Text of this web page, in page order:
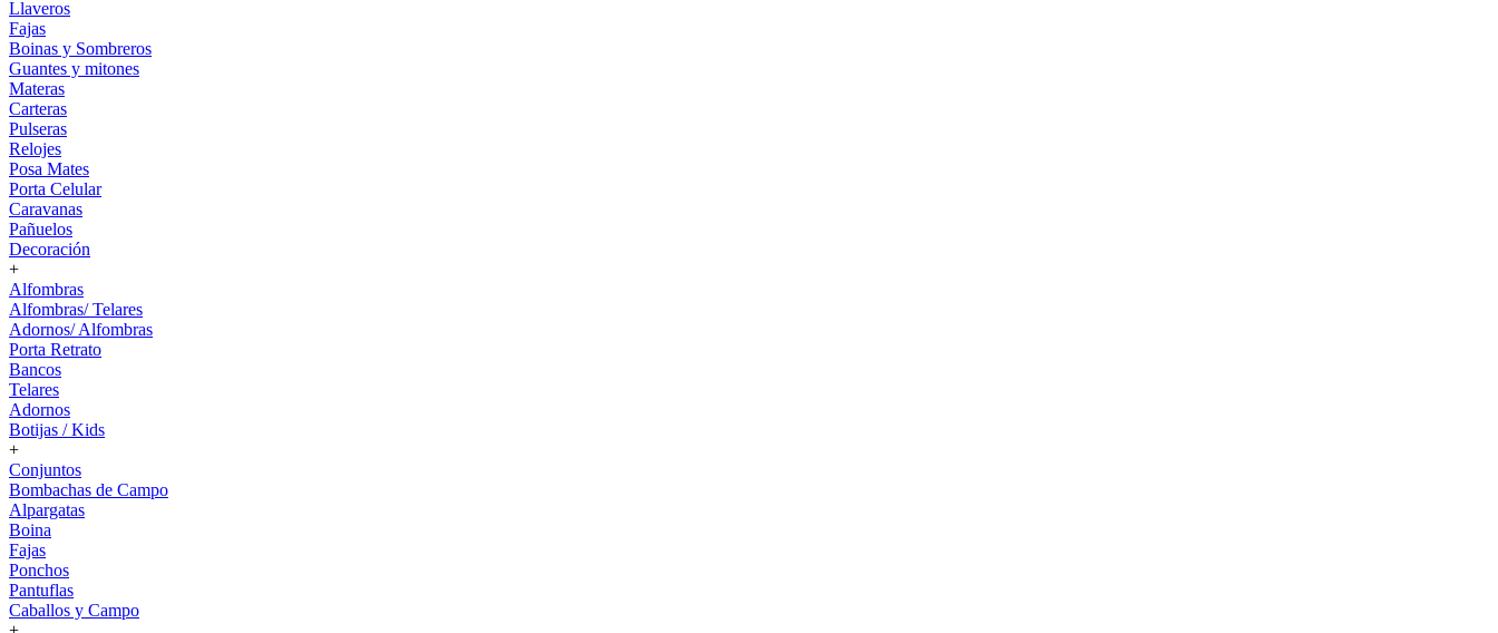
Llaveros
Fajas
Boinas y Sombreros
Guantes y mitones
Materas
Carteras
Pulseras
Relojes
Posa Mates
Porta Celular
Caravanas
Pañuelos
Decoración
+
Alfombras
Alfombras/ Telares
Adornos/ Alfombras
Porta Retrato
Bancos
Telares
Adornos
Botijas / Kids
+
Conjuntos
Bombachas de Campo
Alpargatas
Boina
Fajas
Ponchos
Pantuflas
Caballos y Campo